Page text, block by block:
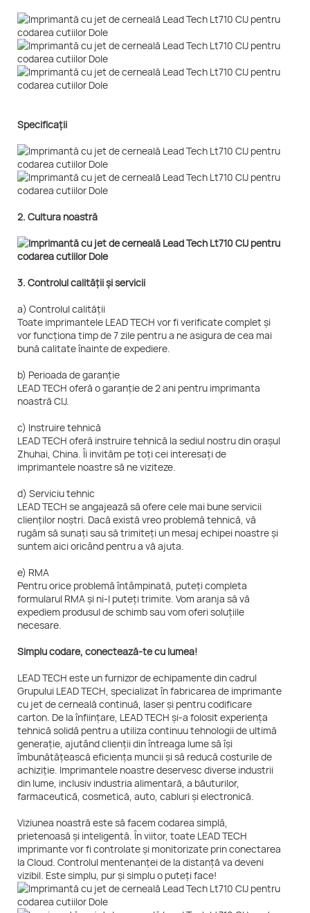
Specificații
2. Cultura noastră
3. Controlul calității și servicii
a) Controlul calității
Toate imprimantele LEAD TECH vor fi verificate complet și
vor funcționa timp de 7 zile pentru a ne asigura de cea mai
bună calitate înainte de expediere.
b) Perioada de garanție
LEAD TECH oferă o garanție de 2 ani pentru imprimanta
noastră CIJ.
c) Instruire tehnică
LEAD TECH oferă instruire tehnică la sediul nostru din orașul
Zhuhai, China. Îi invităm pe toți cei interesați de
imprimantele noastre să ne viziteze.
d) Serviciu tehnic
LEAD TECH se angajează să ofere cele mai bune servicii
clienților noștri. Dacă există vreo problemă tehnică, vă
rugăm să sunați sau să trimiteți un mesaj echipei noastre și
suntem aici oricând pentru a vă ajuta.
e) RMA
Pentru orice problemă întâmpinată, puteți completa
formularul RMA și ni-l puteți trimite. Vom aranja să vă
expediem produsul de schimb sau vom oferi soluțiile
necesare.
Simplu codare, conectează-te cu lumea!
LEAD TECH este un furnizor de echipamente din cadrul
Grupului LEAD TECH, specializat în fabricarea de imprimante
cu jet de cerneală continuă, laser și pentru codificare
carton. De la înființare, LEAD TECH și-a folosit experiența
tehnică solidă pentru a utiliza continuu tehnologii de ultimă
generație, ajutând clienții din întreaga lume să își
îmbunătățească eficiența muncii și să reducă costurile de
achiziție. Imprimantele noastre deservesc diverse industrii
din lume, inclusiv industria alimentară, a băuturilor,
farmaceutică, cosmetică, auto, cabluri și electronică.
Viziunea noastră este să facem codarea simplă,
prietenoasă și inteligentă. În viitor, toate LEAD TECH
imprimante vor fi controlate și monitorizate prin conectarea
la Cloud. Controlul mentenanței de la distanță va deveni
vizibil. Este simplu, pur și simplu o puteți face!